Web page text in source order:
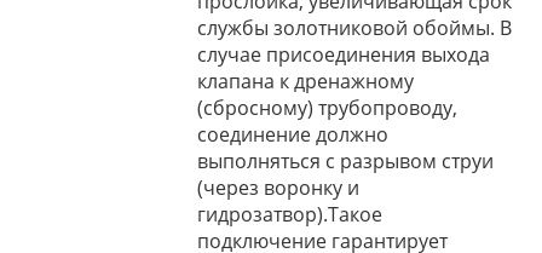
службы золотниковой обоймы. В
случае присоединения выхода
клапана к дренажному
(сбросному) трубопроводу,
соединение должно
выполняться с разрывом струи
(через воронку и
гидрозатвор).Такое
подключение гарантирует